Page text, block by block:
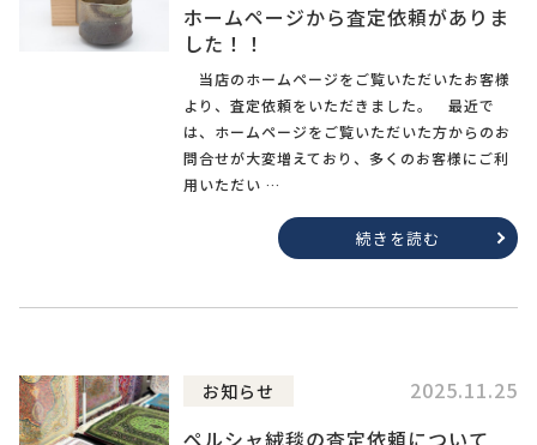
ホームページから査定依頼がありま
した！！
当店のホームページをご覧いただいたお客様
より、査定依頼をいただきました。 最近で
は、ホームページをご覧いただいた方からのお
問合せが大変増えており、多くのお客様にご利
用いただい …
続きを読む
お知らせ
2025.11.25
ペルシャ絨毯の査定依頼について